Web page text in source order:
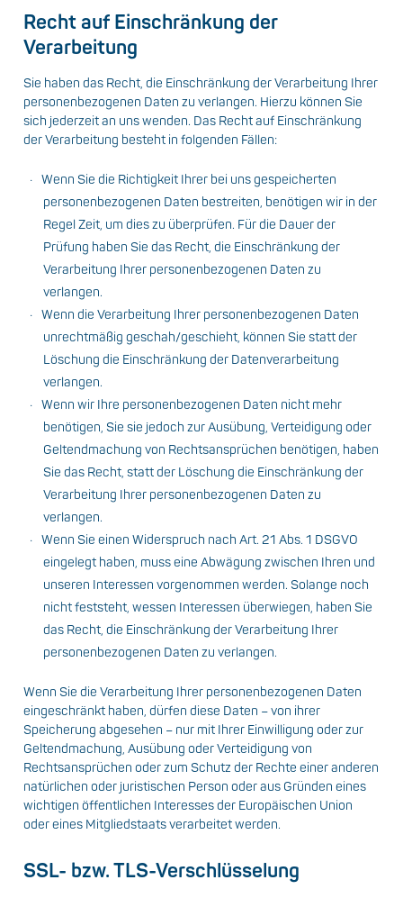
Recht auf Einschränkung der
Verarbeitung
Sie haben das Recht, die Einschränkung der Verarbeitung Ihrer
personenbezogenen Daten zu verlangen. Hierzu können Sie
sich jederzeit an uns wenden. Das Recht auf Einschränkung
der Verarbeitung besteht in folgenden Fällen:
Wenn Sie die Richtigkeit Ihrer bei uns gespeicherten
personenbezogenen Daten bestreiten, benötigen wir in der
Regel Zeit, um dies zu überprüfen. Für die Dauer der
Prüfung haben Sie das Recht, die Einschränkung der
Verarbeitung Ihrer personenbezogenen Daten zu
verlangen.
Wenn die Verarbeitung Ihrer personenbezogenen Daten
unrechtmäßig geschah/geschieht, können Sie statt der
Löschung die Einschränkung der Datenverarbeitung
verlangen.
Wenn wir Ihre personenbezogenen Daten nicht mehr
benötigen, Sie sie jedoch zur Ausübung, Verteidigung oder
Geltendmachung von Rechtsansprüchen benötigen, haben
Sie das Recht, statt der Löschung die Einschränkung der
Verarbeitung Ihrer personenbezogenen Daten zu
verlangen.
Wenn Sie einen Widerspruch nach Art. 21 Abs. 1 DSGVO
eingelegt haben, muss eine Abwägung zwischen Ihren und
unseren Interessen vorgenommen werden. Solange noch
nicht feststeht, wessen Interessen überwiegen, haben Sie
das Recht, die Einschränkung der Verarbeitung Ihrer
personenbezogenen Daten zu verlangen.
Wenn Sie die Verarbeitung Ihrer personenbezogenen Daten
eingeschränkt haben, dürfen diese Daten – von ihrer
Speicherung abgesehen – nur mit Ihrer Einwilligung oder zur
Geltendmachung, Ausübung oder Verteidigung von
Rechtsansprüchen oder zum Schutz der Rechte einer anderen
natürlichen oder juristischen Person oder aus Gründen eines
wichtigen öffentlichen Interesses der Europäischen Union
oder eines Mitgliedstaats verarbeitet werden.
SSL- bzw. TLS-Verschlüsselung